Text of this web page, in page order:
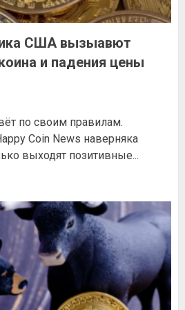
США вызыавют
и падения цены
по своим правилам.
Coin News наверняка
выходят позитивные...